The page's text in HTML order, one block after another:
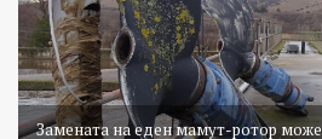
Замената на еден мамут-ротор